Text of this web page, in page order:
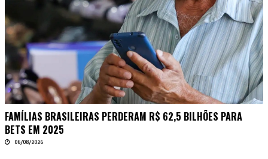
FAMÍLIAS BRASILEIRAS PERDERAM R$ 62,5 BILHÕES PARA
BETS EM 2025
06/08/2026